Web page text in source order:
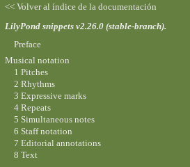
<< Volver al índice de la documentación
LilyPond snippets v2.26.0 (stable-branch).
Preface
Musical notation
1 Pitches
2 Rhythms
3 Expressive marks
4 Repeats
5 Simultaneous notes
6 Staff notation
7 Editorial annotations
8 Text